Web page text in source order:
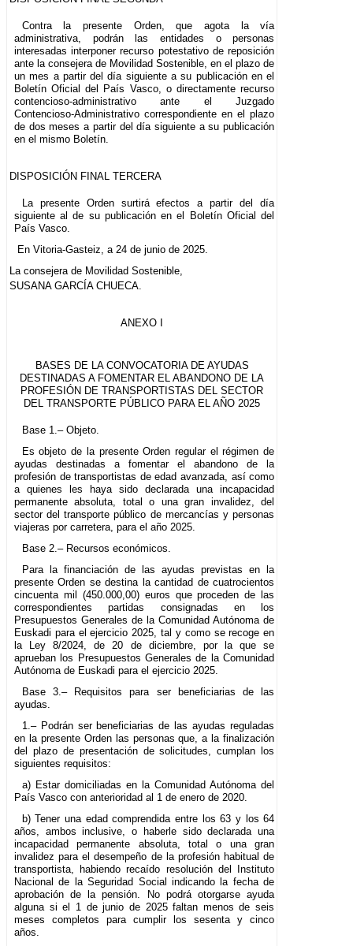
Contra la presente Orden, que agota la vía
administrativa, podrán las entidades o personas
interesadas interponer recurso potestativo de reposición
ante la consejera de Movilidad Sostenible, en el plazo de
un mes a partir del día siguiente a su publicación en el
Boletín Oficial del País Vasco, o directamente recurso
contencioso-administrativo ante el Juzgado
Contencioso-Administrativo correspondiente en el plazo
de dos meses a partir del día siguiente a su publicación
en el mismo Boletín.
DISPOSICIÓN FINAL TERCERA
La presente Orden surtirá efectos a partir del día
siguiente al de su publicación en el Boletín Oficial del
País Vasco.
En Vitoria-Gasteiz, a 24 de junio de 2025.
La consejera de Movilidad Sostenible,
SUSANA GARCÍA CHUECA.
ANEXO I
BASES DE LA CONVOCATORIA DE AYUDAS
DESTINADAS A FOMENTAR EL ABANDONO DE LA
PROFESIÓN DE TRANSPORTISTAS DEL SECTOR
DEL TRANSPORTE PÚBLICO PARA EL AÑO 2025
Base 1.– Objeto.
Es objeto de la presente Orden regular el régimen de
ayudas destinadas a fomentar el abandono de la
profesión de transportistas de edad avanzada, así como
a quienes les haya sido declarada una incapacidad
permanente absoluta, total o una gran invalidez, del
sector del transporte público de mercancías y personas
viajeras por carretera, para el año 2025.
Base 2.– Recursos económicos.
Para la financiación de las ayudas previstas en la
presente Orden se destina la cantidad de cuatrocientos
cincuenta mil (450.000,00) euros que proceden de las
correspondientes partidas consignadas en los
Presupuestos Generales de la Comunidad Autónoma de
Euskadi para el ejercicio 2025, tal y como se recoge en
la Ley 8/2024, de 20 de diciembre, por la que se
aprueban los Presupuestos Generales de la Comunidad
Autónoma de Euskadi para el ejercicio 2025.
Base 3.– Requisitos para ser beneficiarias de las
ayudas.
1.– Podrán ser beneficiarias de las ayudas reguladas
en la presente Orden las personas que, a la finalización
del plazo de presentación de solicitudes, cumplan los
siguientes requisitos:
a) Estar domiciliadas en la Comunidad Autónoma del
País Vasco con anterioridad al 1 de enero de 2020.
b) Tener una edad comprendida entre los 63 y los 64
años, ambos inclusive, o haberle sido declarada una
incapacidad permanente absoluta, total o una gran
invalidez para el desempeño de la profesión habitual de
transportista, habiendo recaído resolución del Instituto
Nacional de la Seguridad Social indicando la fecha de
aprobación de la pensión. No podrá otorgarse ayuda
alguna si el 1 de junio de 2025 faltan menos de seis
meses completos para cumplir los sesenta y cinco
años.